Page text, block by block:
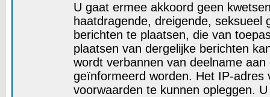
U gaat ermee akkoord geen
haatdragende, dreigende, seksueel
berichten te plaatsen, die van
plaatsen van dergelijke berichten
wordt verbannen van deelname
geïnformeerd worden. Het IP-adres
voorwaarden te kunnen opleggen.